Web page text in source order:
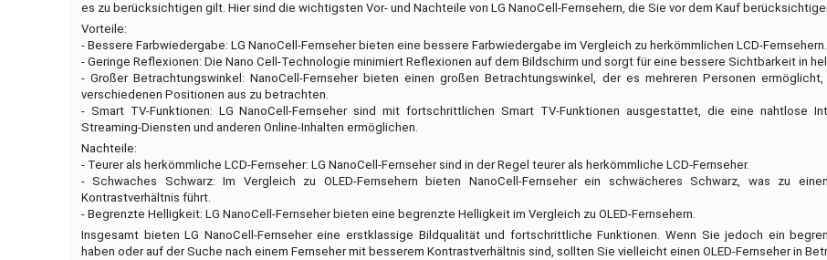
es zu berücksichtigen gilt. Hier sind die wichtigsten Vor- und Nachteile von LG NanoCell-Fernsehern, die Sie vor dem Kauf
Vorteile:
- Bessere Farbwiedergabe: LG NanoCell-Fernseher bieten eine bessere Farbwiedergabe im Vergleich zu herkömmlichen LCD-Fernsehern.
- Geringe Reflexionen: Die Nano Cell-Technologie minimiert Reflexionen auf dem Bildschirm und sorgt für eine bessere Sichtbarkeit in
- Großer Betrachtungswinkel: NanoCell-Fernseher bieten einen großen Betrachtungswinkel, der es mehreren Personen
verschiedenen Positionen aus zu betrachten.
- Smart TV-Funktionen: LG NanoCell-Fernseher sind mit fortschrittlichen Smart TV-Funktionen ausgestattet, die eine nahtlose
Streaming-Diensten und anderen Online-Inhalten ermöglichen.
Nachteile:
- Teurer als herkömmliche LCD-Fernseher: LG NanoCell-Fernseher sind in der Regel teurer als herkömmliche LCD-Fernseher.
- Schwaches Schwarz: Im Vergleich zu OLED-Fernsehern bieten NanoCell-Fernseher ein schwächeres Schwarz, was zu
Kontrastverhältnis führt.
- Begrenzte Helligkeit: LG NanoCell-Fernseher bieten eine begrenzte Helligkeit im Vergleich zu OLED-Fernsehern.
Insgesamt bieten LG NanoCell-Fernseher eine erstklassige Bildqualität und fortschrittliche Funktionen. Wenn Sie jedoch ein
haben oder auf der Suche nach einem Fernseher mit besserem Kontrastverhältnis sind, sollten Sie vielleicht einen OLED-Fernseher in